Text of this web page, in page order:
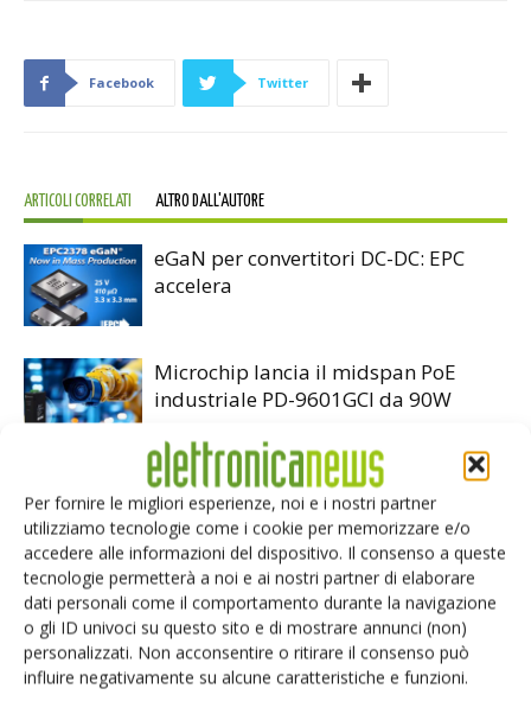
Per fornire le migliori esperienze, noi e i nostri partner
utilizziamo tecnologie come i cookie per memorizzare e/o
accedere alle informazioni del dispositivo. Il consenso a queste
tecnologie permetterà a noi e ai nostri partner di elaborare
dati personali come il comportamento durante la navigazione
o gli ID univoci su questo sito e di mostrare annunci (non)
personalizzati. Non acconsentire o ritirare il consenso può
influire negativamente su alcune caratteristiche e funzioni.
Facebook Twitter
ARTICOLI CORRELATI ALTRO DALL'AUTORE
eGaN per convertitori DC-DC: EPC
accelera
Microchip lancia il midspan PoE
industriale PD-9601GCI da 90W
Infineon e LS Electric alleate sulla
corrente continua per i data center AI
LASCIA UN COMMENTO